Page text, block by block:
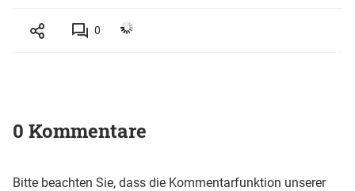
0
0 Kommentare
Bitte beachten Sie, dass die Kommentarfunktion unserer